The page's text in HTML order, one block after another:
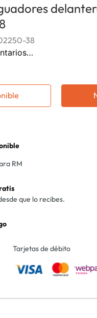
38
RM
que lo recibes.
Tarjetas de débito